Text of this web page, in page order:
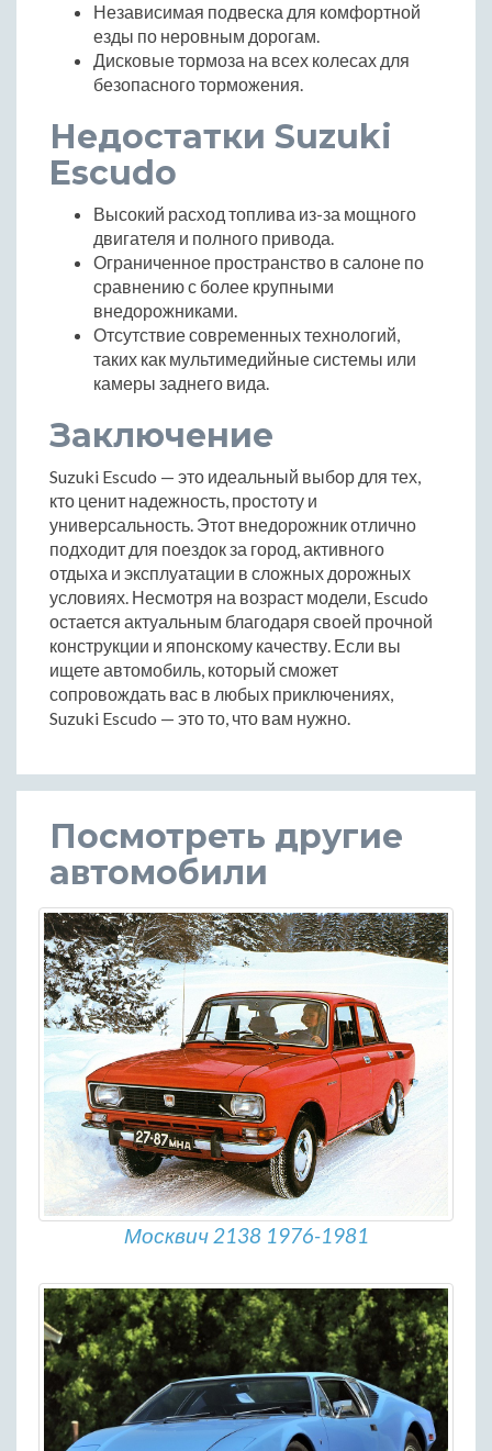
Независимая подвеска для комфортной
езды по неровным дорогам.
Дисковые тормоза на всех колесах для
безопасного торможения.
Недостатки Suzuki
Escudo
Высокий расход топлива из-за мощного
двигателя и полного привода.
Ограниченное пространство в салоне по
сравнению с более крупными
внедорожниками.
Отсутствие современных технологий,
таких как мультимедийные системы или
камеры заднего вида.
Заключение
Suzuki Escudo — это идеальный выбор для тех,
кто ценит надежность, простоту и
универсальность. Этот внедорожник отлично
подходит для поездок за город, активного
отдыха и эксплуатации в сложных дорожных
условиях. Несмотря на возраст модели, Escudo
остается актуальным благодаря своей прочной
конструкции и японскому качеству. Если вы
ищете автомобиль, который сможет
сопровождать вас в любых приключениях,
Suzuki Escudo — это то, что вам нужно.
Посмотреть другие
автомобили
Москвич 2138 1976-1981